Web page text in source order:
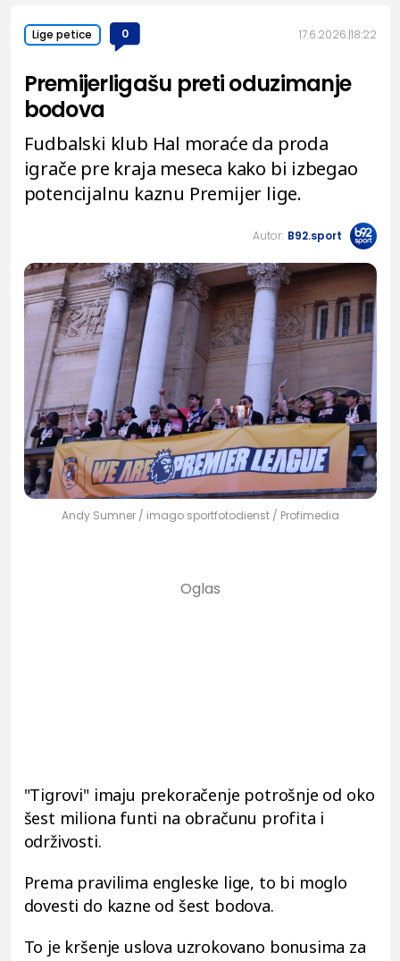
Lige petice 0 17.6.2026. 18:22
Premijerligašu preti oduzimanje
bodova
Fudbalski klub Hal moraće da proda
igrače pre kraja meseca kako bi izbegao
potencijalnu kaznu Premijer lige.
Autor: B92.sport
Andy Sumner / imago sportfotodienst / Profimedia
"Tigrovi" imaju prekoračenje potrošnje od oko
šest miliona funti na obračunu profita i
održivosti.
Prema pravilima engleske lige, to bi moglo
dovesti do kazne od šest bodova.
To je kršenje uslova uzrokovano bonusima za